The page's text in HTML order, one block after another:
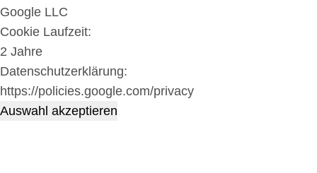
Google LLC
Cookie Laufzeit:
2 Jahre
Datenschutzerklärung:
https://policies.google.com/privacy
Auswahl akzeptieren